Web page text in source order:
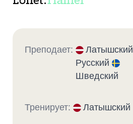
Преподает:
Латышский
Русский
Шведский
Тренирует: Латышский